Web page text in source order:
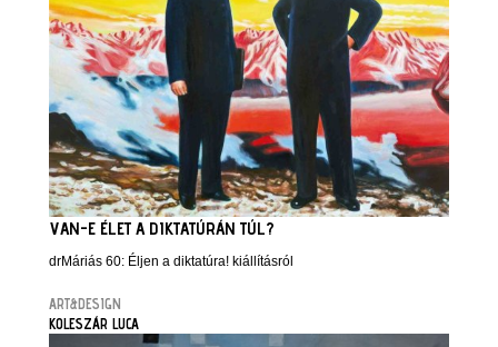
VAN-E ÉLET A DIKTATÚRÁN TÚL?
drMáriás 60: Éljen a diktatúra! kiállításról
ART&DESIGN
KOLESZÁR LUCA